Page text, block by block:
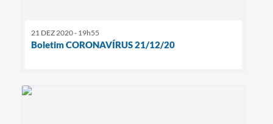
21 DEZ 2020 - 19h55
Boletim CORONAVÍRUS 21/12/20